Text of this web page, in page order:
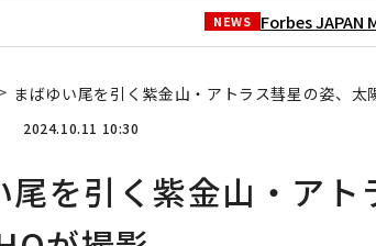
NEWS Forbes JAPAN
まばゆい尾を引く紫金山・アトラス彗星の姿、太
2024.10.11 10:30
尾を引く紫金山・ア